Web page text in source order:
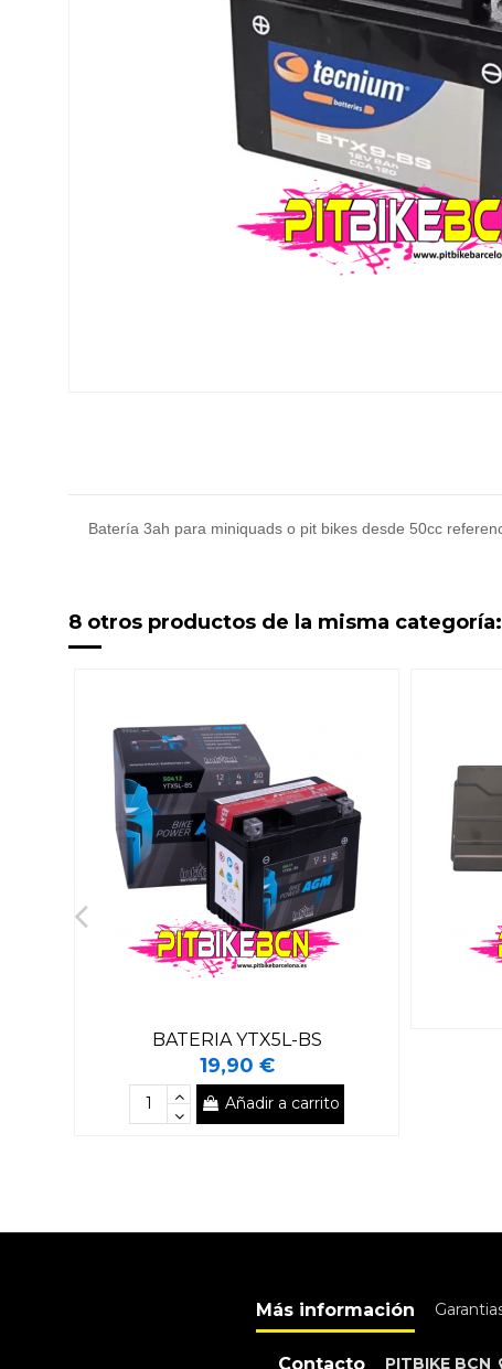
Batería 3ah para miniquads o pit bikes desde 50cc
8 otros productos de la misma categoría:
BATERIA YTX5L-BS
19,90 €
Añadir a carrito
Más información
Contacto PITBIKE BCN